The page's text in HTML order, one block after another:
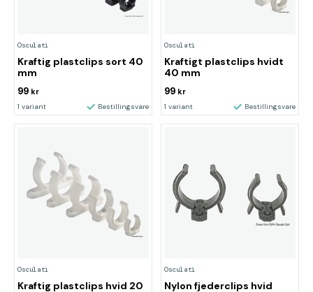
Osculati
Kraftig plastclips sort 40
mm
99 kr
1 variant Bestillingsvare
Osculati
Kraftigt plastclips hvidt
40 mm
99 kr
1 variant Bestillingsvare
Osculati
Kraftig plastclips hvid 20
Osculati
Nylon fjederclips hvid